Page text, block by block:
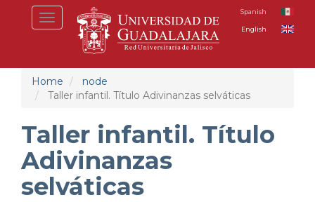
Toggle
navigation
Spanish
English
Home
node
Taller infantil. Título Adivinanzas selváticas
Taller infantil. Título
Adivinanzas
selváticas